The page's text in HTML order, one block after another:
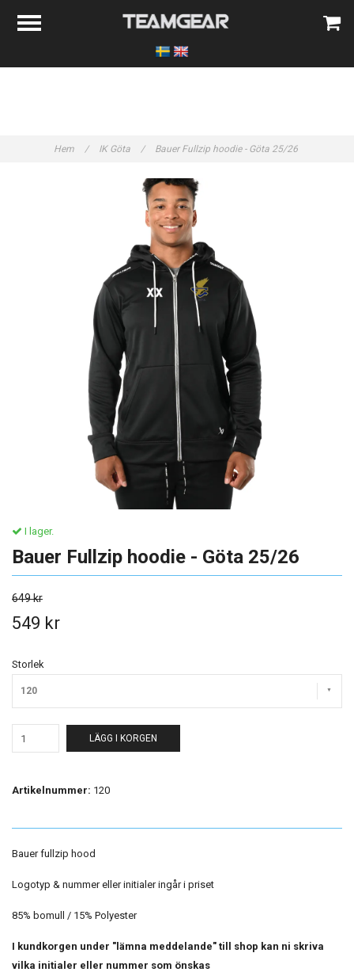
Hem / IK Göta / Bauer Fullzip hoodie - Göta 25/26
I lager.
Bauer Fullzip hoodie - Göta 25/26
649 kr
549 kr
Storlek
120
LÄGG I KORGEN
Artikelnummer: 120
Bauer fullzip hood
Logotyp & nummer eller initialer ingår i priset
85% bomull / 15% Polyester
I kundkorgen under "lämna meddelande" till shop kan ni skriva
vilka initialer eller nummer som önskas